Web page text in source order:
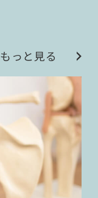
もっと見る